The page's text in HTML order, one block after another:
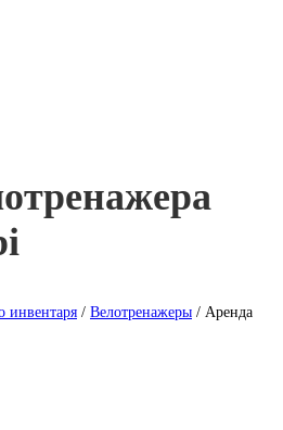
инвентаря / Велотренажеры / Аренда